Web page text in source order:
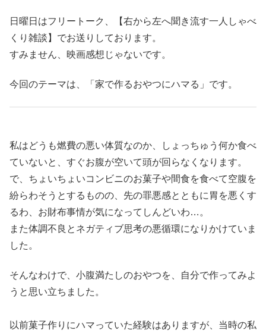
日曜日はフリートーク、【右から左へ聞き流す一人しゃべ
くり雑談】でお送りしております。
すみません、映画感想じゃないです。
今回のテーマは、「家で作るおやつにハマる」です。
私はどうも燃費の悪い体質なのか、しょっちゅう何か食べ
ていないと、すぐお腹が空いて頭が回らなくなります。
で、ちょいちょいコンビニのお菓子や間食を食べて空腹を
紛らわそうとするものの、先の罪悪感とともに胃を悪くす
るわ、お財布事情が気になってしんどいわ…。
また体調不良とネガティブ思考の悪循環になりかけていま
した。
そんなわけで、小腹満たしのおやつを、自分で作ってみよ
うと思い立ちました。
以前菓子作りにハマっていた経験はありますが、当時の私